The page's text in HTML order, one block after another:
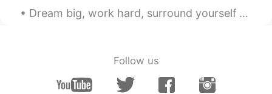
Dream big, work hard, surround yourself with good people who will support you when it rains not o...
Follow us